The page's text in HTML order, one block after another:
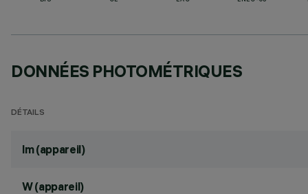
DONNÉES PHOTOMÉTRIQUES
DÉTAILS
lm (appareil)
W (appareil)